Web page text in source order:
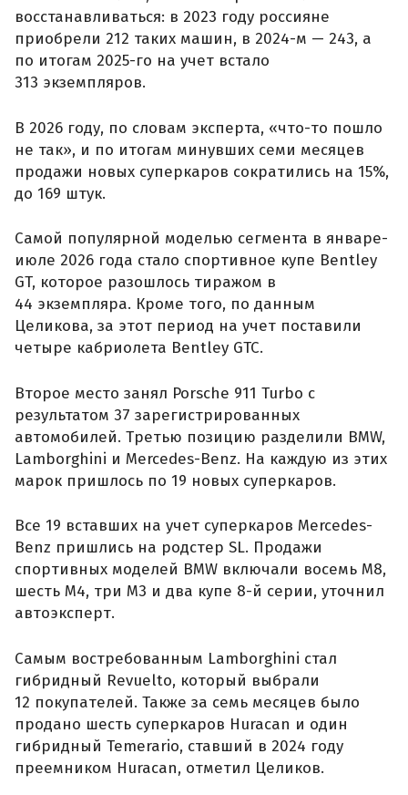
восстанавливаться: в 2023 году россияне
приобрели 212 таких машин, в 2024-м — 243, а
по итогам 2025-го на учет встало
313 экземпляров.
В 2026 году, по словам эксперта, «что-то пошло
не так», и по итогам минувших семи месяцев
продажи новых суперкаров сократились на 15%,
до 169 штук.
Самой популярной моделью сегмента в январе-
июле 2026 года стало спортивное купе Bentley
GT, которое разошлось тиражом в
44 экземпляра. Кроме того, по данным
Целикова, за этот период на учет поставили
четыре кабриолета Bentley GTC.
Второе место занял Porsche 911 Turbo с
результатом 37 зарегистрированных
автомобилей. Третью позицию разделили BMW,
Lamborghini и Mercedes-Benz. На каждую из этих
марок пришлось по 19 новых суперкаров.
Все 19 вставших на учет суперкаров Mercedes-
Benz пришлись на родстер SL. Продажи
спортивных моделей BMW включали восемь M8,
шесть M4, три M3 и два купе 8-й серии, уточнил
автоэксперт.
Самым востребованным Lamborghini стал
гибридный Revuelto, который выбрали
12 покупателей. Также за семь месяцев было
продано шесть суперкаров Huracan и один
гибридный Temerario, ставший в 2024 году
преемником Huracan, отметил Целиков.